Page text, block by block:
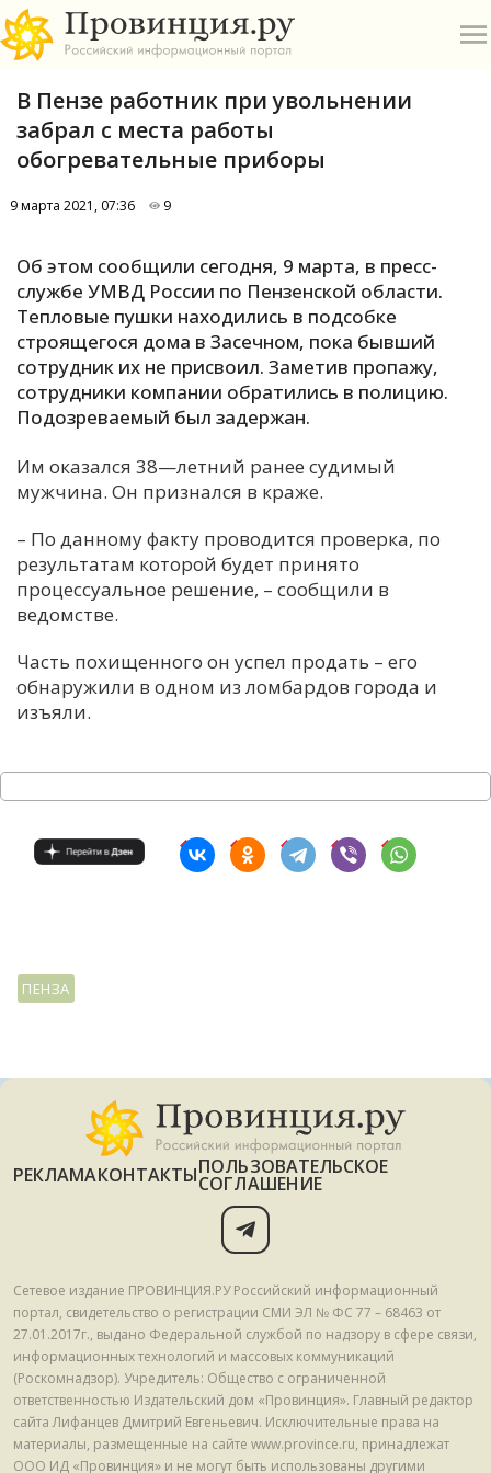
А
Б
В
Е
К
М
П
Ч
В Пензе работник при увольнении
забрал с места работы
обогревательные приборы
9 марта 2021, 07:36 9
Об этом сообщили сегодня, 9 марта, в пресс-
службе УМВД России по Пензенской области.
Тепловые пушки находились в подсобке
строящегося дома в Засечном, пока бывший
сотрудник их не присвоил. Заметив пропажу,
сотрудники компании обратились в полицию.
Подозреваемый был задержан.
Им оказался 38—летний ранее судимый
мужчина. Он признался в краже.
– По данному факту проводится проверка, по
результатам которой будет принято
процессуальное решение, – сообщили в
ведомстве.
Часть похищенного он успел продать – его
обнаружили в одном из ломбардов города и
изъяли.
ПЕНЗА
РЕКЛАМАКОНТАКТЫПОЛЬЗОВАТЕЛЬСКОЕ
СОГЛАШЕНИЕ
Сетевое издание ПРОВИНЦИЯ.РУ Российский информационный
портал, свидетельство о регистрации СМИ ЭЛ № ФС 77 – 68463 от
27.01.2017г., выдано Федеральной службой по надзору в сфере связи,
информационных технологий и массовых коммуникаций
(Роскомнадзор). Учредитель: Общество с ограниченной
ответственностью Издательский дом «Провинция». Главный редактор
сайта Лифанцев Дмитрий Евгеньевич. Исключительные права на
материалы, размещенные на сайте www.province.ru, принадлежат
ООО ИД «Провинция» и не могут быть использованы другими